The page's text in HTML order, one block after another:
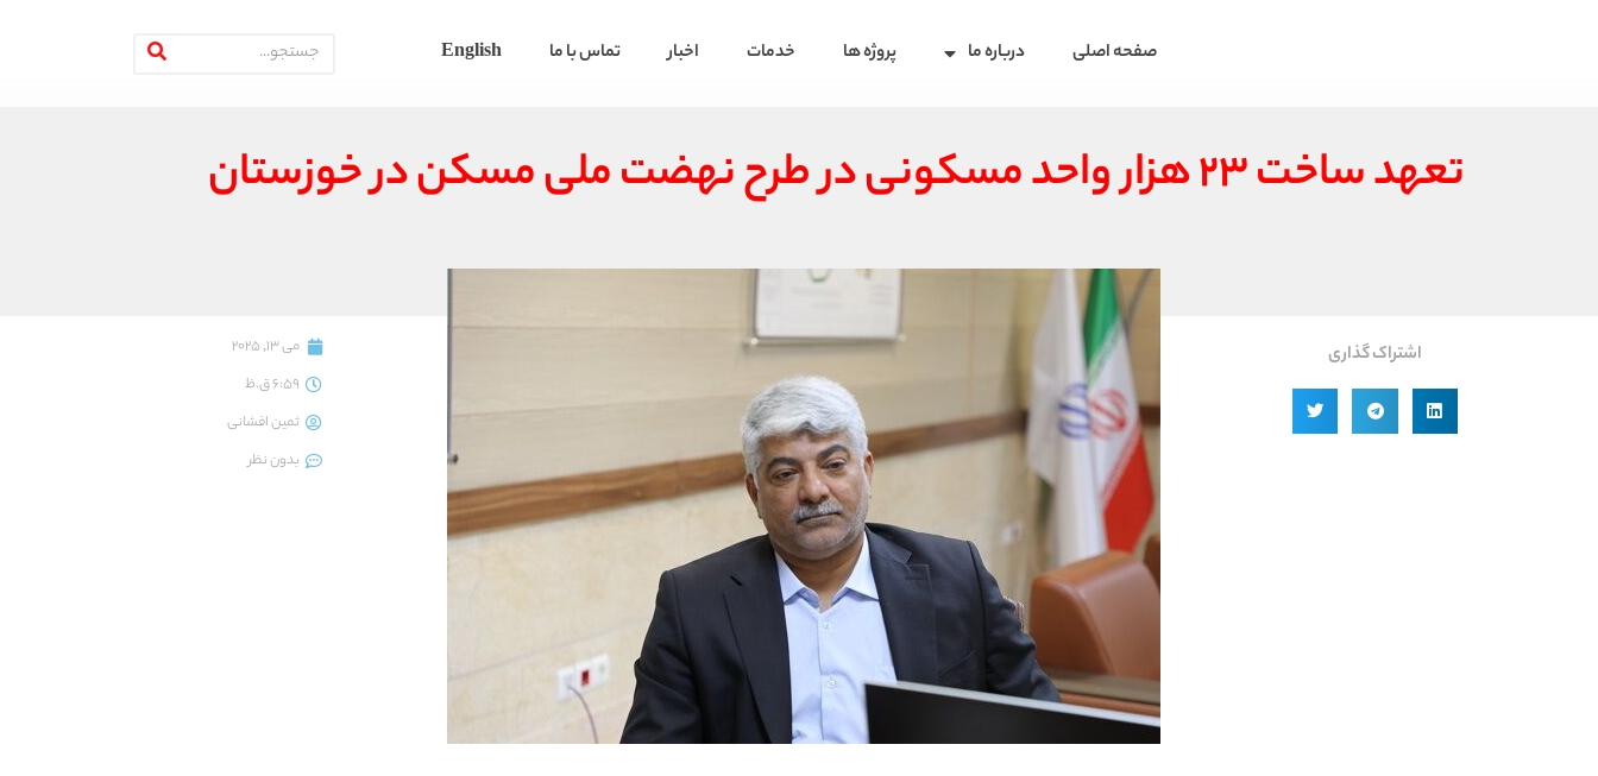
صفحه اصلی درباره ما پروژه ها خدمات اخبار تماس با ما English
تعهد ساخت ۲۳ هزار واحد مسکونی در طرح نهضت ملی مسکن در خوزستان
اشتراک گذاری
می 13, 2025
6:59 ق.ظ
ثمین افشانی
بدون نظر